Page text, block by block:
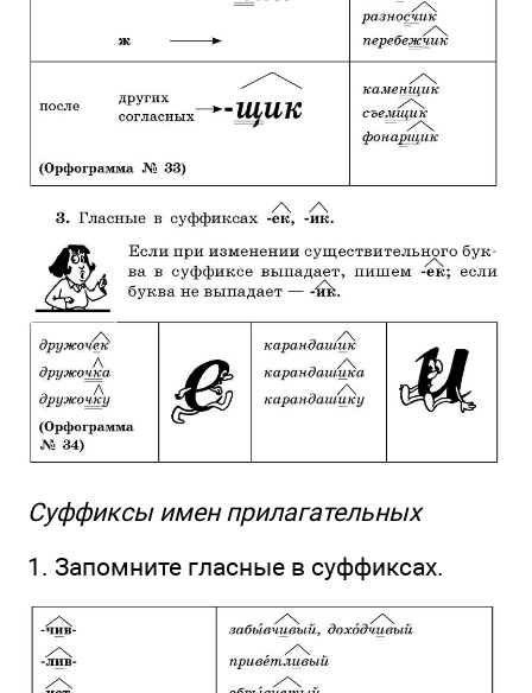
Суффиксы имен прилагательных
1. Запомните гласные в суффиксах.